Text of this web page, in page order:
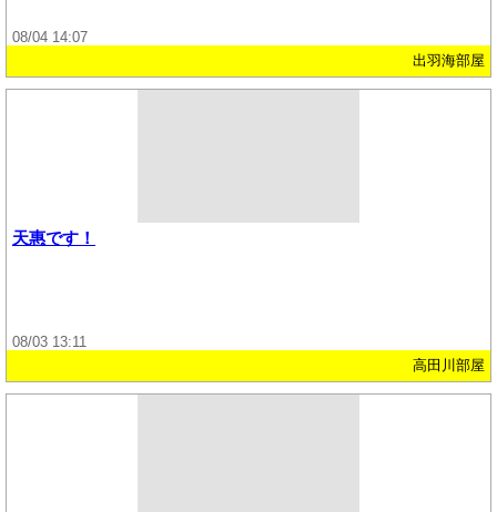
08/04 14:07
出羽海部屋
天惠です！
08/03 13:11
高田川部屋